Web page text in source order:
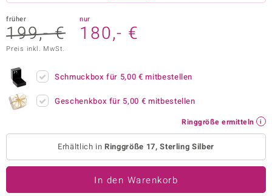
Collection
BY DE MELO
früher
199,- €
nur
180,- €
Preis inkl. MwSt.
Schmuckbox für 5,00 € mitbestellen
Geschenkbox für 5,00 € mitbestellen
Ringgröße ermitteln
Erhältlich inRinggröße 17, Sterling Silber
In den Warenkorb